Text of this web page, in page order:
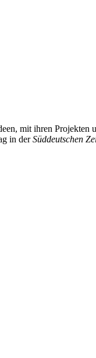
mit ihren
in derSüddeutschen